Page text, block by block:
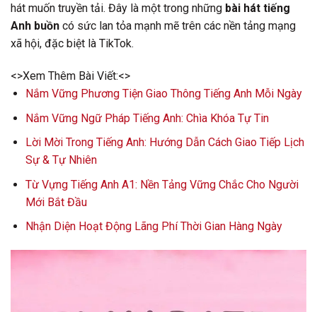
hát muốn truyền tải. Đây là một trong những bài hát tiếng
Anh buồn có sức lan tỏa mạnh mẽ trên các nền tảng mạng
xã hội, đặc biệt là TikTok.
<>Xem Thêm Bài Viết:<>
Nắm Vững Phương Tiện Giao Thông Tiếng Anh Mỗi Ngày
Nắm Vững Ngữ Pháp Tiếng Anh: Chìa Khóa Tự Tin
Lời Mời Trong Tiếng Anh: Hướng Dẫn Cách Giao Tiếp Lịch
Sự & Tự Nhiên
Từ Vựng Tiếng Anh A1: Nền Tảng Vững Chắc Cho Người
Mới Bắt Đầu
Nhận Diện Hoạt Động Lãng Phí Thời Gian Hàng Ngày